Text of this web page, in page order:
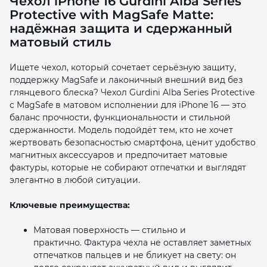
Protective with MagSafe Matte:
надёжная защита и сдержанный
матовый стиль
Ищете чехол, который сочетает серьёзную защиту,
поддержку MagSafe и лаконичный внешний вид без
глянцевого блеска? Чехол Gurdini Alba Series Protective
с MagSafe в матовом исполнении для iPhone 16 — это
баланс прочности, функциональности и стильной
сдержанности. Модель подойдёт тем, кто не хочет
жертвовать безопасностью смартфона, ценит удобство
магнитных аксессуаров и предпочитает матовые
фактуры, которые не собирают отпечатки и выглядят
элегантно в любой ситуации.
Ключевые преимущества:
Матовая поверхность — стильно и
практично. Фактура чехла не оставляет заметных
отпечатков пальцев и не бликует на свету: он
раз в 2 недели